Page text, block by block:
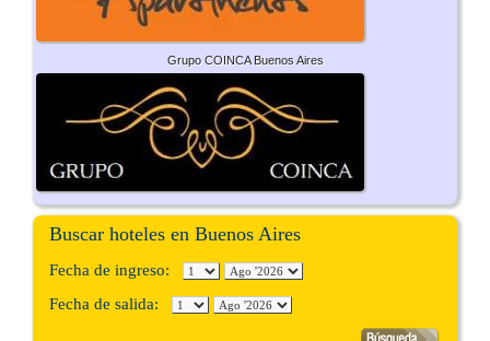
Grupo COINCA Buenos Aires
Buscar hoteles en Buenos Aires
Fecha de ingreso:
Fecha de salida: